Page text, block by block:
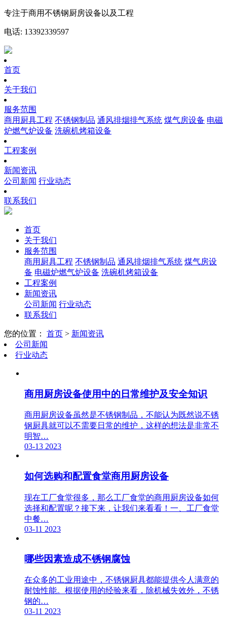
专注于商用不锈钢厨房设备以及工程
电话: 13392339597
首页
关于我们
服务范围
商用厨具工程 不锈钢制品 通风排烟排气系统 煤气房设备 电磁
炉燃气炉设备 洗碗机烤箱设备
工程案例
新闻资讯
公司新闻 行业动态
联系我们
首页
关于我们
服务范围
商用厨具工程 不锈钢制品 通风排烟排气系统 煤气房设
备 电磁炉燃气炉设备 洗碗机烤箱设备
工程案例
新闻资讯
公司新闻 行业动态
联系我们
您的位置： 首页 > 新闻资讯
公司新闻
行业动态
商用厨房设备使用中的日常维护及安全知识
商用厨房设备虽然是不锈钢制品，不能认为既然说不锈
钢厨具就可以不需要日常的维护，这样的想法是非常不
明智…
03-13 2023
如何选购和配置食堂商用厨房设备
现在工厂食堂很多，那么工厂食堂的商用厨房设备如何
选择和配置呢？接下来，让我们来看看！一、工厂食堂
中餐…
03-11 2023
哪些因素造成不锈钢腐蚀
在众多的工业用途中，不锈钢厨具都能提供今人满意的
耐蚀性能。根据使用的经验来看，除机械失效外，不锈
钢的…
03-11 2023